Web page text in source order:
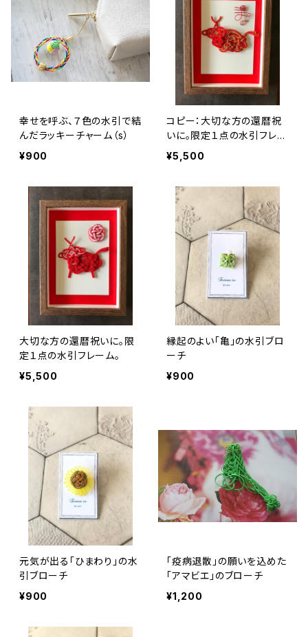
幸せを呼ぶ、７色の水引で結
んだラッキーチャーム（s）
¥900
コピー：大切な方の還暦祝
いに。限定１点の水引フレー
ム。
¥5,500
大切な方の還暦祝いに。限
定１点の水引フレーム。
¥5,500
縁起のよい「亀」の水引ブロ
ーチ
¥900
元気が出る「ひまわり」の水
引ブローチ
¥900
「疫病退散」の願いを込めた
「アマビエ」のブローチ
¥1,200